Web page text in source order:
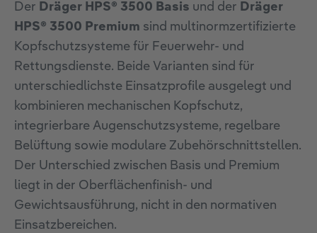
Der Dräger HPS® 3500 Basis und der Dräger
HPS® 3500 Premium sind multinormzertifizierte
Kopfschutzsysteme für Feuerwehr- und
Rettungsdienste. Beide Varianten sind für
unterschiedlichste Einsatzprofile ausgelegt und
kombinieren mechanischen Kopfschutz,
integrierbare Augenschutzsysteme, regelbare
Belüftung sowie modulare Zubehörschnittstellen.
Der Unterschied zwischen Basis und Premium
liegt in der Oberflächenfinish- und
Gewichtsausführung, nicht in den normativen
Einsatzbereichen.